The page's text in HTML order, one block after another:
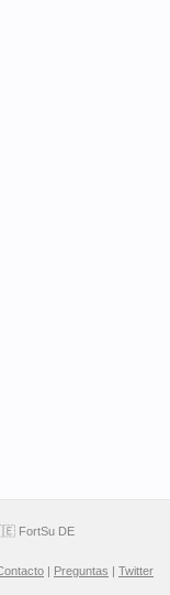
FortSu DE
| Preguntas | Twitter